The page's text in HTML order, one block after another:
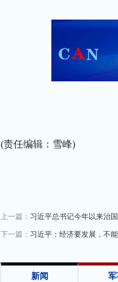
(责任编辑：雪峰)
上一篇： 习近平总书记今年以来治
下一篇： 习近平：经济要发展，不
新闻